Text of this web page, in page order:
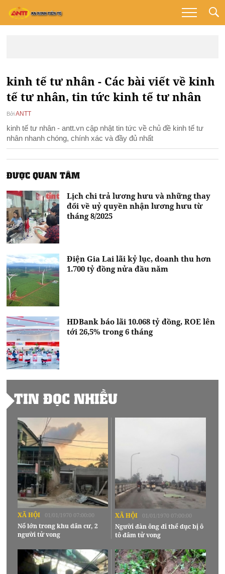
kinh tế tư nhân - Các bài viết về kinh
tế tư nhân, tin tức kinh tế tư nhân
Bởi ANTT
kinh tế tư nhân - antt.vn cập nhật tin tức về chủ đề kinh tế tư
nhân nhanh chóng, chính xác và đầy đủ nhất
ĐƯỢC QUAN TÂM
Lịch chi trả lương hưu và những thay
đổi về uỷ quyền nhận lương hưu từ
tháng 8/2025
Điện Gia Lai lãi kỷ lục, doanh thu hơn
1.700 tỷ đồng nửa đầu năm
HDBank báo lãi 10.068 tỷ đồng, ROE lên
tới 26,5% trong 6 tháng
TIN ĐỌC NHIỀU
XÃ HỘI 01/01/1970 07:00:00
Nổ lớn trong khu dân cư, 2
người tử vong
XÃ HỘI 01/01/1970 07:00:00
Người đàn ông đi thể dục bị ô
tô đâm tử vong